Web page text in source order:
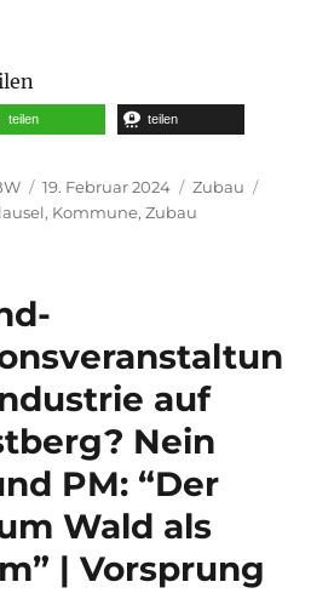
teilen teilen
Veröffentlicht
am
19. Februar 2024 Kategorien
Zubau
, Kommune,Zubau
auf
Nein
PM: “Der
Wald als
| Vorsprung